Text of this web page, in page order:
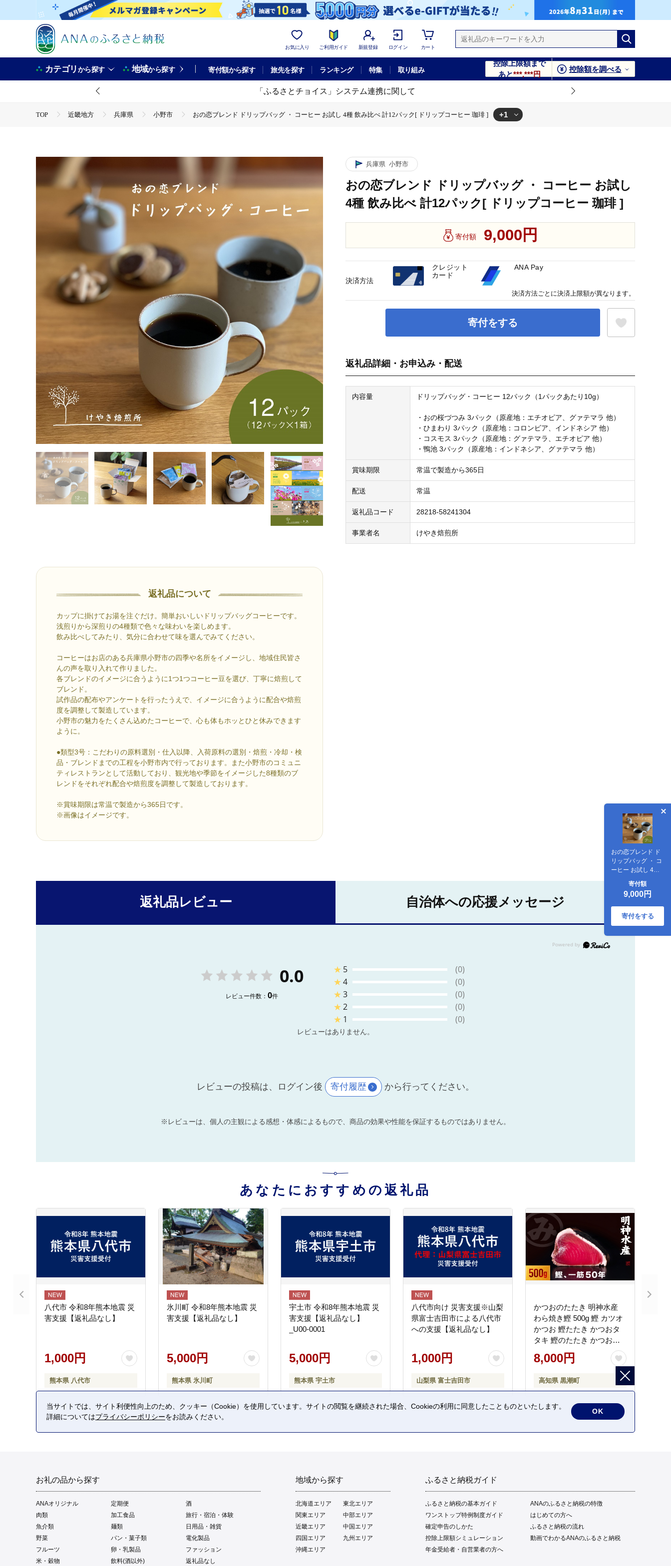
お気に入り ご利用ガイド 新規登録 ログイン カート
カテゴリから探す 地域から探す 寄付額から探す 旅先を探す ランキング 特集 取り組み
控除上限額まで
あと***,***円
控除額を調べる
「ふるさとチョイス」システム連携に関して
TOP 近畿地方 兵庫県 小野市 おの恋ブレンド ドリップバッグ ・ コーヒー お試し 4種 飲み比べ 計12パック[ ドリップコーヒー 珈琲 ] +1
返礼品について
カップに掛けてお湯を注ぐだけ。簡単おいしいドリップバッグコーヒーです。
浅煎りから深煎りの4種類で色々な味わいを楽しめます。
飲み比べしてみたり、気分に合わせて味を選んでみてください。
コーヒーはお店のある兵庫県小野市の四季や名所をイメージし、地域住民皆さ
んの声を取り入れて作りました。
各ブレンドのイメージに合うように1つ1つコーヒー豆を選び、丁寧に焙煎して
ブレンド。
試作品の配布やアンケートを行ったうえで、イメージに合うように配合や焙煎
度を調整して製造しています。
小野市の魅力をたくさん込めたコーヒーで、心も体もホッとひと休みできます
ように。
●類型3号：こだわりの原料選別・仕入以降、入荷原料の選別・焙煎・冷却・検
品・ブレンドまでの工程を小野市内で行っております。また小野市のコミュニ
ティレストランとして活動しており、観光地や季節をイメージした8種類のブ
レンドをそれぞれ配合や焙煎度を調整して製造しております。
※賞味期限は常温で製造から365日です。
※画像はイメージです。
兵庫県 小野市
おの恋ブレンド ドリップバッグ ・ コーヒー お試し
4種 飲み比べ 計12パック[ ドリップコーヒー 珈琲 ]
寄付額 9,000円
寄付をする
おの恋ブレンド ド
リップバッグ ・ コ
ーヒー お試し 4種
ク[ ドリップコーヒ
ー 珈琲 ]
寄付額
9,000円
寄付をする
返礼品詳細・お申込み・配送
内容量 ドリップバッグ・コーヒー 12パック（1パックあたり10g）
・おの桜づつみ 3パック（原産地：エチオピア、グァテマラ 他）
・ひまわり 3パック（原産地：コロンビア、インドネシア 他）
・コスモス 3パック（原産地：グァテマラ、エチオピア 他）
・鴨池 3パック（原産地：インドネシア、グァテマラ 他）
賞味期限 常温で製造から365日
配送 常温
返礼品コード 28218-58241304
事業者名 けやき焙煎所
決済方法
クレジット
カード
ANA Pay
決済方法ごとに決済上限額が異なります。
返礼品レビュー 自治体への応援メッセージ
0.0
レビュー件数： 0件
★ 5
(0)
★4
(0)
★3
(0)
★2
(0)
★ 1 (0)
レビューはありません。
レビューの投稿は、ログイン後 寄付履歴 から行ってください。
※レビューは、個人の主観による感想・体感によるもので、商品の効果や性能を保証するものではありません。
あなたにおすすめの返礼品
八代市 令和8年熊本地震 災
害支援【返礼品なし】
1,000円
熊本県 八代市
氷川町 令和8年熊本地震 災
害支援【返礼品なし】
5,000円
熊本県 氷川町
宇土市 令和8年熊本地震 災
害支援【返礼品なし】
_U00-0001
5,000円
熊本県 宇土市
八代市向け 災害支援※山梨
県富士吉田市による八代市
への支援【返礼品なし】
1,000円
山梨県 富士吉田市
かつおのたたき 明神水産
わら焼き鰹 500g 鰹 カツオ
かつお 鰹たたき かつおタ
タキ 鰹のたたき かつおの
タタキ 藁焼き わら焼き 魚
さかな 海鮮 刺身 お刺身 冷
凍 ご家庭用 グルメ 特産品
ご当地 本場 高知 黒潮町 ギ
るさと納税 魚介類 高知県
産 土佐名物 高知県 高評価
8,000円
高知県 黒潮町
お礼の品から探す
ANAオリジナル 定期便
酒
肉類
加工食品
旅行・宿泊・体験
魚介類
麺類
日用品・雑貨
野菜
パン・菓子類
電化製品
フルーツ
卵・乳製品
ファッション
米・穀物
飲料(酒以外) 返礼品なし
地域から探す
北海道エリア
東北エリア
関東エリア
中部エリア
近畿エリア
中国エリア
四国エリア
九州エリア
沖縄エリア
ふるさと納税ガイド
ふるさと納税の基本ガイド
ANAのふるさと納税の特徴
ワンストップ特例制度ガイド
はじめての方へ
確定申告のしかた
ふるさと納税の流れ
控除上限額シミュレーション
動画でわかるANAのふるさと納税
年金受給者・自営業者の方へ
当サイトでは、サイト利便性向上のため、クッキー（Cookie）を使用しています。サイトの閲覧を継続された場合、Cookieの利用に同意したことものといたします。
詳細についてはプライバシーポリシーをお読みください。
OK